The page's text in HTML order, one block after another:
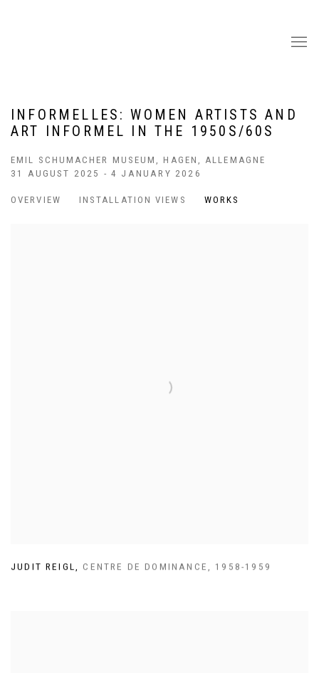
INFORMELLES: WOMEN ARTISTS AND
ART INFORMEL IN THE 1950S/60S
EMIL SCHUMACHER MUSEUM, HAGEN, ALLEMAGNE
31 AUGUST 2025 - 4 JANUARY 2026
OVERVIEW INSTALLATION VIEWS WORKS
JUDIT REIGL, CENTRE DE DOMINANCE , 1958-1959